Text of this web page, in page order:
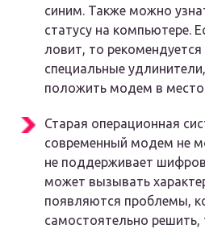
синим. Также можно
статусу на компьютере.
ловит, то
специальные
положить модем в
Старая операционная
современный модем не
не поддерживает
может вызывать
появляются проблемы,
самостоятельно решить,